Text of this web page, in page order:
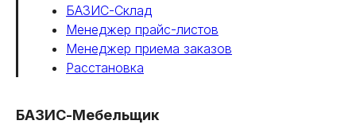
БАЗИС-Склад
Менеджер прайс-листов
Менеджер приема заказов
Расстановка
БАЗИС-Мебельщик